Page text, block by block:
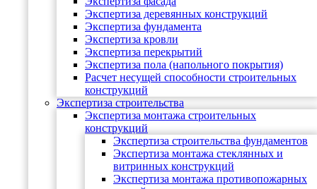
Экспертиза деревянных конструкций
Экспертиза фундамента
Экспертиза кровли
Экспертиза перекрытий
Экспертиза пола (напольного покрытия)
Расчет несущей способности строительных
конструкций
Экспертиза строительства
Экспертиза монтажа строительных
конструкций
Экспертиза строительства фундаментов
Экспертиза монтажа стеклянных и
витринных конструкций
Экспертиза монтажа противопожарных